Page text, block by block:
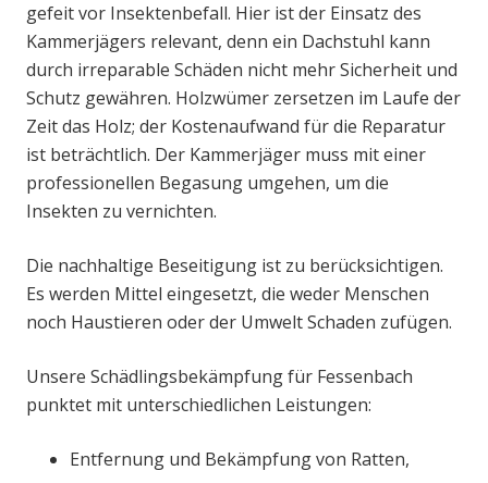
gefeit vor Insektenbefall. Hier ist der Einsatz des
Kammerjägers relevant, denn ein Dachstuhl kann
durch irreparable Schäden nicht mehr Sicherheit und
Schutz gewähren. Holzwümer zersetzen im Laufe der
Zeit das Holz; der Kostenaufwand für die Reparatur
ist beträchtlich. Der Kammerjäger muss mit einer
professionellen Begasung umgehen, um die
Insekten zu vernichten.
Die nachhaltige Beseitigung ist zu berücksichtigen.
Es werden Mittel eingesetzt, die weder Menschen
noch Haustieren oder der Umwelt Schaden zufügen.
Unsere Schädlingsbekämpfung für Fessenbach
punktet mit unterschiedlichen Leistungen:
Entfernung und Bekämpfung von Ratten,